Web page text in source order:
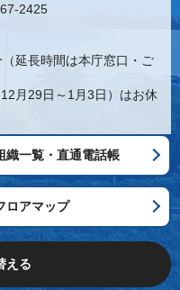
2425
延長時間は本庁窓口・ご
月29日～1月3日）はお休
織一覧・直通電話帳
ロアマップ
える